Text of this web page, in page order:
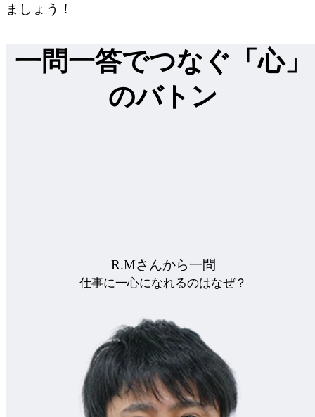
ましょう！
一問一答でつなぐ「心」
のバトン
Q
R.Mさんから一問
仕事に一心になれるのはなぜ？